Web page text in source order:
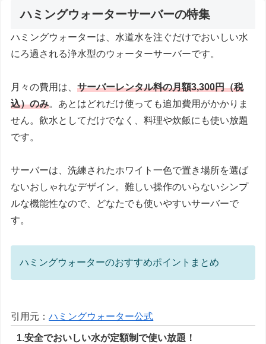
ハミングウォーターサーバーの特集
ハミングウォーターは、水道水を注ぐだけでおいしい水
にろ過される浄水型のウォーターサーバーです。
月々の費用は、サーバーレンタル料の月額3,300円（税
込）のみ。あとはどれだけ使っても追加費用がかかりま
せん。飲水としてだけでなく、料理や炊飯にも使い放題
です。
サーバーは、洗練されたホワイト一色で置き場所を選ば
ないおしゃれなデザイン。難しい操作のいらないシンプ
ルな機能性なので、どなたでも使いやすいサーバーで
す。
ハミングウォーターのおすすめポイントまとめ
引用元：ハミングウォーター公式
1.安全でおいしい水が定額制で使い放題！